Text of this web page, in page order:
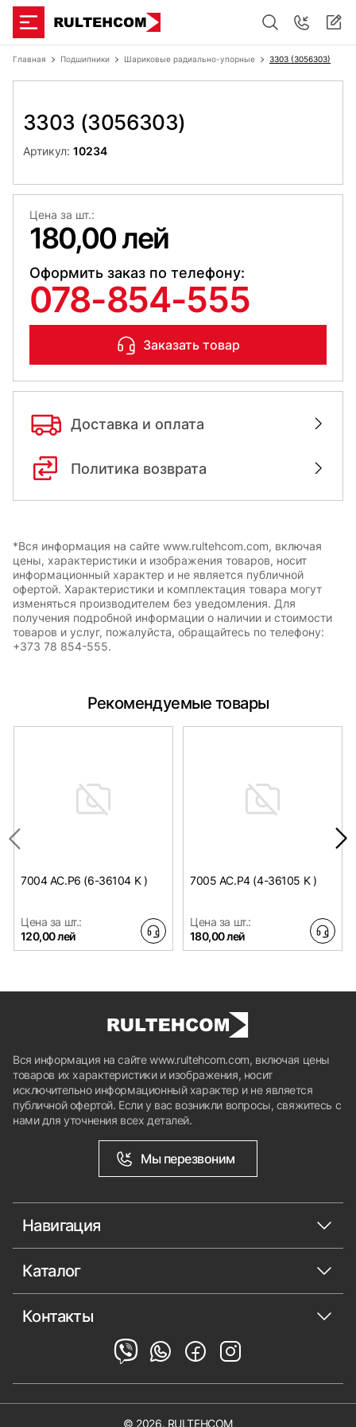
Главная Подшипники Шариковые радиально-упорные 3303 (3056303)
3303 (3056303)
Артикул: 10234
Цена за шт.:
180,00 лей
Оформить заказ по телефону:
078-854-555
Заказать товар
Доставка и оплата
Политика возврата
*Вся информация на сайте www.rultehcom.com, включая
цены, характеристики и изображения товаров, носит
информационный характер и не является публичной
офертой. Характеристики и комплектация товара могут
изменяться производителем без уведомления. Для
получения подробной информации о наличии и стоимости
товаров и услуг, пожалуйста, обращайтесь по телефону:
+373 78 854-555.
Рекомендуемые товары
7004 AC.P6 (6-36104 K )
Цена за шт.:
120,00 лей
7005 AC.P4 (4-36105 K )
Цена за шт.:
180,00 лей
Вся информация на сайте www.rultehcom.com, включая цены
товаров их характеристики и изображения, носит
исключительно информационный характер и не является
публичной офертой. Если у вас возникли вопросы, свяжитесь с
нами для уточнения всех деталей.
Мы перезвоним
Навигация
Каталог
Контакты
© 2026. RULTEHCOM